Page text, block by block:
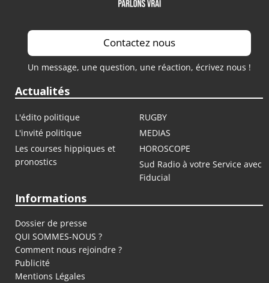
Contactez nous
Un message, une question, une réaction, écrivez nous !
Actualités
L'édito politique
RUGBY
L'invité politique
MEDIAS
Les courses hippiques et
pronostics
HOROSCOPE
Sud Radio à votre Service avec
Fiducial
Informations
Dossier de presse
QUI SOMMES-NOUS ?
Comment nous rejoindre ?
Publicité
Mentions Légales